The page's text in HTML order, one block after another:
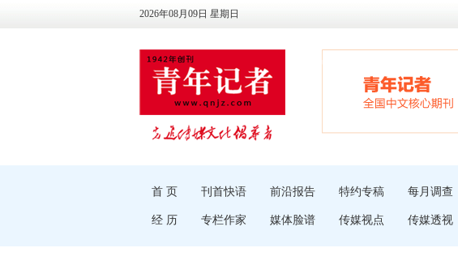
2026年08月09日 星期日
首 页 刊首快语 前沿报告 特约专稿 每月调查
经 历 专栏作家 媒体脸谱 传媒视点 传媒透视